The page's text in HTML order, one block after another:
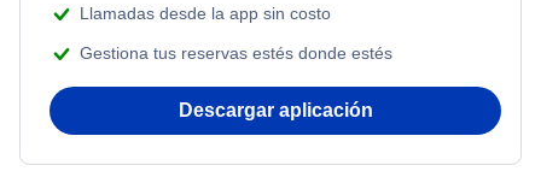
Llamadas desde la app sin costo
Gestiona tus reservas estés donde estés
Descargar aplicación